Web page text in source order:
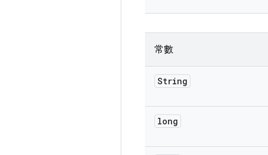
常數
String
long